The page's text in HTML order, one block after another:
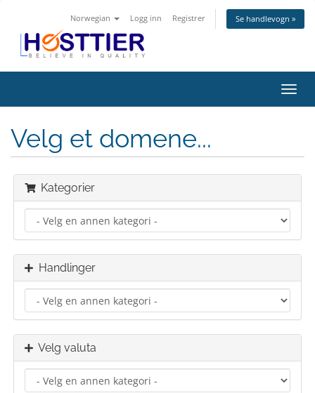
Norwegian Logg inn Registrer Se handlevogn »
Bytt
Velg et domene...
Kategorier
Handlinger
Velg valuta